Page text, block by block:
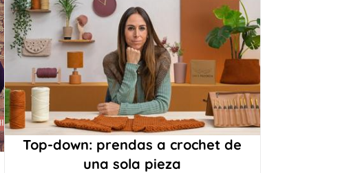
Top-down: prendas a crochet de
una sola pieza